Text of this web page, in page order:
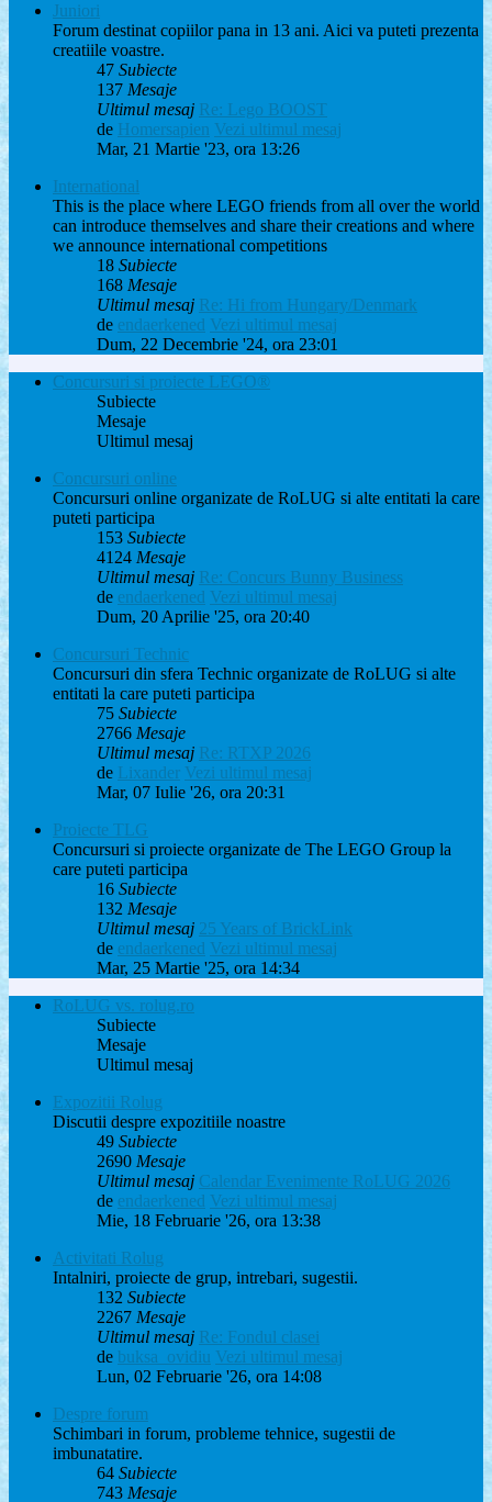
Juniori
Forum destinat copiilor pana in 13 ani. Aici va puteti prezenta
creatiile voastre.
47 Subiecte
137 Mesaje
Ultimul mesaj Re: Lego BOOST
de Homersapien Vezi ultimul mesaj
Mar, 21 Martie '23, ora 13:26
International
This is the place where LEGO friends from all over the world
can introduce themselves and share their creations and where
we announce international competitions
18 Subiecte
168 Mesaje
Ultimul mesaj Re: Hi from Hungary/Denmark
de endaerkened Vezi ultimul mesaj
Dum, 22 Decembrie '24, ora 23:01
Concursuri si proiecte LEGO®
Subiecte
Mesaje
Ultimul mesaj
Concursuri online
Concursuri online organizate de RoLUG si alte entitati la care
puteti participa
153 Subiecte
4124 Mesaje
Ultimul mesaj Re: Concurs Bunny Business
de endaerkened Vezi ultimul mesaj
Dum, 20 Aprilie '25, ora 20:40
Concursuri Technic
Concursuri din sfera Technic organizate de RoLUG si alte
entitati la care puteti participa
75 Subiecte
2766 Mesaje
Ultimul mesaj Re: RTXP 2026
de Lixander Vezi ultimul mesaj
Mar, 07 Iulie '26, ora 20:31
Proiecte TLG
Concursuri si proiecte organizate de The LEGO Group la
care puteti participa
16 Subiecte
132 Mesaje
Ultimul mesaj 25 Years of BrickLink
de endaerkened Vezi ultimul mesaj
Mar, 25 Martie '25, ora 14:34
RoLUG vs. rolug.ro
Subiecte
Mesaje
Ultimul mesaj
Expozitii Rolug
Discutii despre expozitiile noastre
49 Subiecte
2690 Mesaje
Ultimul mesaj Calendar Evenimente RoLUG 2026
de endaerkened Vezi ultimul mesaj
Mie, 18 Februarie '26, ora 13:38
Activitati Rolug
Intalniri, proiecte de grup, intrebari, sugestii.
132 Subiecte
2267 Mesaje
Ultimul mesaj Re: Fondul clasei
de buksa_ovidiu Vezi ultimul mesaj
Lun, 02 Februarie '26, ora 14:08
Despre forum
Schimbari in forum, probleme tehnice, sugestii de
imbunatatire.
64 Subiecte
743 Mesaje